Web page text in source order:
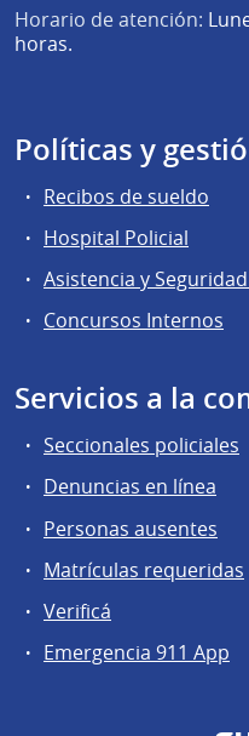
Horario de atención:
horas.
Políticas y
Recibos de sueldo
Hospital Policial
Asistencia y
Concursos Internos
Servicios a la
Seccionales policiales
Denuncias en línea
Personas ausentes
Matrículas requeridas
Verificá
Emergencia 911 App